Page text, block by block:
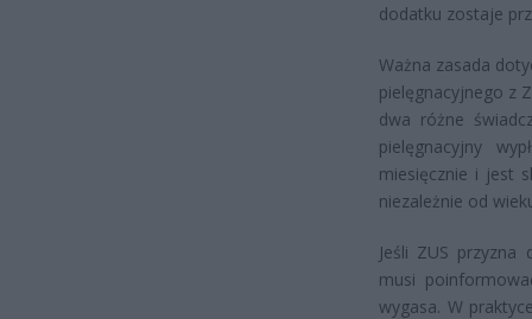
dodatku zostaje
Ważna zasada
pielęgnacyjnego z
dwa różne
pielęgnacyjny
miesięcznie i jest
niezależnie od
Jeśli ZUS przyzna
musi
wygasa. W